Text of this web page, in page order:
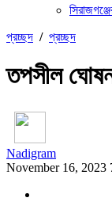
প্রচ্ছদ / প্রচ্ছদ
তপসীল
Nadigram
November 16, 2023